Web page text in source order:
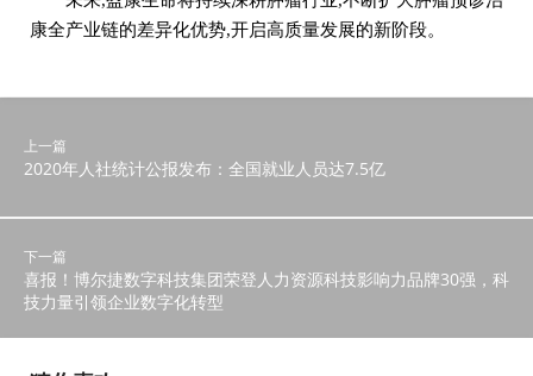
康全产业链的差异化优势,开启高质量发展的新阶段。
上一篇
2020年人社统计公报发布：全国就业人员达7.5亿
下一篇
喜报！博尔捷数字科技集团荣登人力资源科技影响力品牌30强，科
技力量引领企业数字化转型